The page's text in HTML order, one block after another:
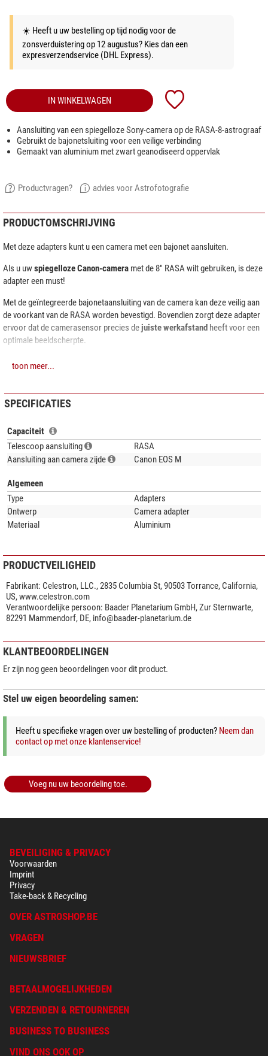
☀️ Heeft u uw bestelling op tijd nodig voor de
zonsverduistering op 12 augustus? Kies dan een
expresverzendservice (DHL Express).
IN WINKELWAGEN
Aansluiting van een spiegelloze Sony-camera op de RASA-8-astrograaf
Gebruikt de bajonetsluiting voor een veilige verbinding
Gemaakt van aluminium met zwart geanodiseerd oppervlak
Productvragen? advies voor Astrofotografie
PRODUCTOMSCHRIJVING
Met deze adapters kunt u een camera met een bajonet aansluiten.
Als u uwspiegelloze Canon-camera met de 8" RASA wilt gebruiken, is deze
adapter een must!
Met de geïntegreerde bajonetaansluiting van de camera kan deze veilig aan
de voorkant van de RASA worden bevestigd. Bovendien zorgt deze adapter
ervoor dat de camerasensor precies dejuiste werkafstand heeft voor een
optimale beeldscherpte.
Let op:
Niet compatibelmet Canon EOS R/RP/Ra, EOS M6/M5/M3, EOS M50
toon meer...
SPECIFICATIES
Capaciteit
Telescoop aansluiting
RASA
Aansluiting aan camera zijde
Canon EOS M
Algemeen
Type
Adapters
Ontwerp
Camera adapter
Materiaal
Aluminium
PRODUCTVEILIGHEID
Fabrikant: Celestron, LLC., 2835 Columbia St, 90503 Torrance, California,
US, www.celestron.com
Verantwoordelijke persoon: Baader Planetarium GmbH, Zur Sternwarte,
82291 Mammendorf, DE, info@baader-planetarium.de
KLANTBEOORDELINGEN
Er zijn nog geen beoordelingen voor dit product.
Stel uw eigen beoordeling samen:
Heeft u specifieke vragen over uw bestelling of producten? Neem dan
contact op met onze klantenservice!
Voeg nu uw beoordeling toe.
BEVEILIGING & PRIVACY
Voorwaarden
Imprint
Privacy
Take-back & Recycling
OVER ASTROSHOP.BE
VRAGEN
NIEUWSBRIEF
BETAALMOGELIJKHEDEN
VERZENDEN & RETOURNEREN
BUSINESS TO BUSINESS
VIND ONS OOK OP